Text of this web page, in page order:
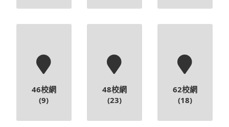
46校網
(9)
48校網
(23)
62校網
(18)